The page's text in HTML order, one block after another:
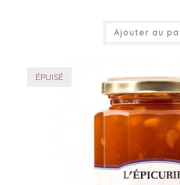
Ajouter au
ÉPUISÉ